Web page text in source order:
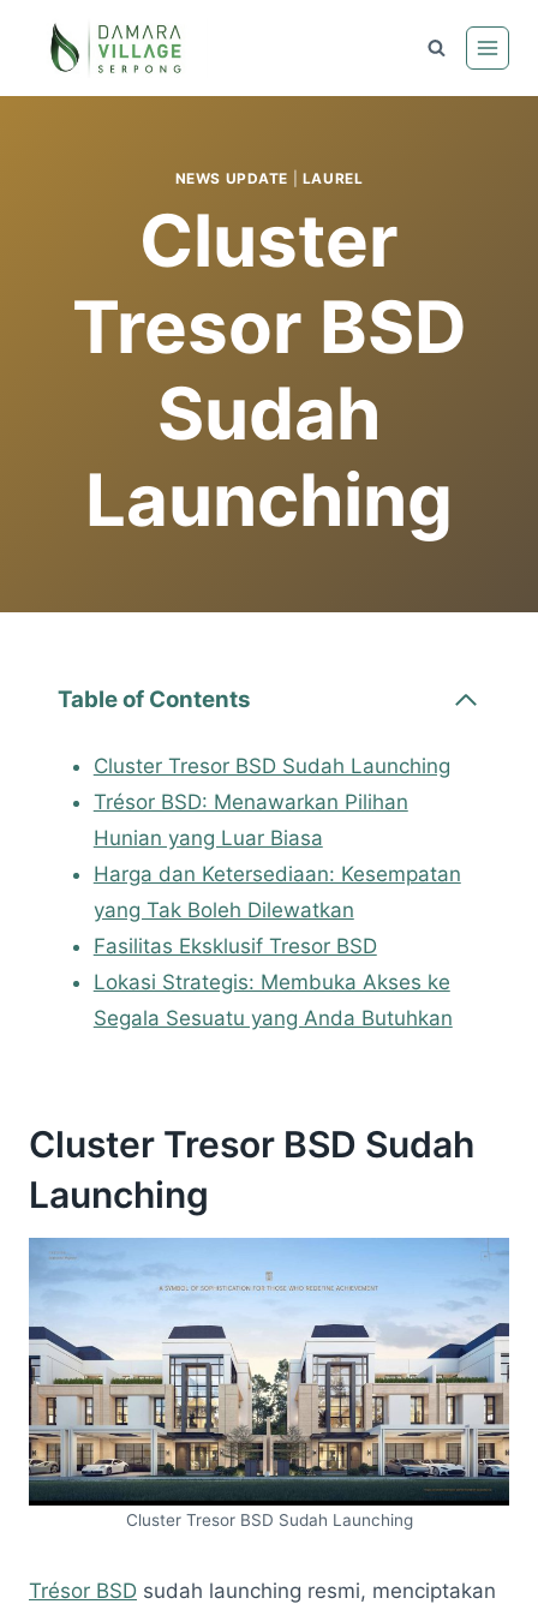
NEWS UPDATE LAUREL
Cluster
Tresor BSD
Sudah
Launching
Table of Contents
Cluster Tresor BSD Sudah Launching
Trésor BSD: Menawarkan Pilihan
Hunian yang Luar Biasa
Harga dan Ketersediaan: Kesempatan
yang Tak Boleh Dilewatkan
Fasilitas Eksklusif Tresor BSD
Lokasi Strategis: Membuka Akses ke
Segala Sesuatu yang Anda Butuhkan
Cluster Tresor BSD Sudah
Launching
Cluster Tresor BSD Sudah Launching
Trésor BSD sudah launching resmi, menciptakan